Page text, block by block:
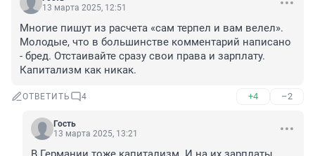
13 марта 2025, 12:51
Многие пишут из расчета «сам терпел и вам велел».
Молодые, что в большинстве комментарий написано
- бред. Отстаивайте сразу свои права и зарплату.
Капитализм как никак.
ОТВЕТИТЬ 4 +4 –2
Гость
13 марта 2025, 13:21